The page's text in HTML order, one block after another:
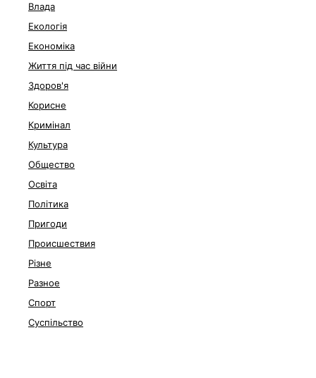
Влада
Екологія
Економіка
Життя під час війни
Здоров'я
Корисне
Кримінал
Культура
Общество
Освіта
Політика
Пригоди
Происшествия
Різне
Разное
Спорт
Суспільство